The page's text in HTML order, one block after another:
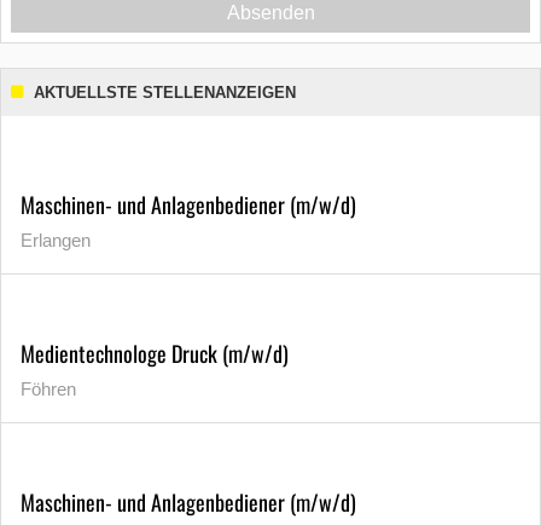
Absenden
AKTUELLSTE STELLENANZEIGEN
Maschinen- und Anlagenbediener (m/w/d)
Erlangen
Medientechnologe Druck (m/w/d)
Föhren
Maschinen- und Anlagenbediener (m/w/d)